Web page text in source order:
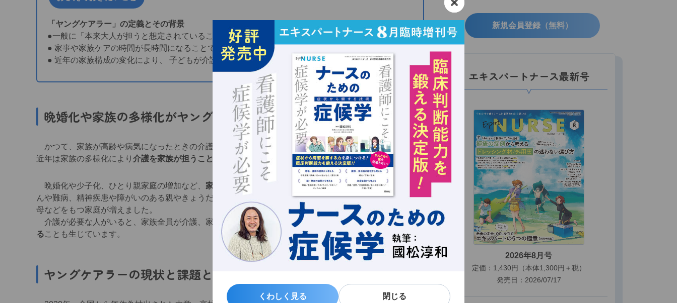
くわしく見る 閉じる
くわしく見る 閉じる
「ヤングケアラー」の定義とその背景
●一般に「本来大人が担うと想定されていることを日常的に行っているこども」とされる
● 家事や家族ケアの時間が長時間になることで、 学習や発達等に支障をきたす恐れが指摘されている
● 近年の家族構成の変化により、 子どもが介護を担わざるを得ない状況が増えている
晩婚化や家族の多様化がヤングケアラーの要因に
かつて、家族が高齢や病気になったときの介護やきょうだいの世話は、家族機能の1つでした。しかし、
近年は家族の多様化により 介護を家族が担うことが困難 になってきています。
晩婚化や少子化、ひとり親家庭の増加など、 家族構成の変化により家族内の大人は減少しています。 が
んや難病、精神疾患や障がいのある親やきょうだいのほか、超高齢化が進んだことで、高齢や認知症の祖父
母などをもつ家庭が増えました。
介護が必要な人がいると、家族全員が介護、家事、経済的負担を分け合い、
子どもがその役割を引き受け
ることも生じています。
ヤングケアラーの現状と課題とは？
新規会員登録（無料）
エキスパートナース最新号
2026年8月号
定価：1,430円（本体1,300円＋税）
発売日：2026/07/17